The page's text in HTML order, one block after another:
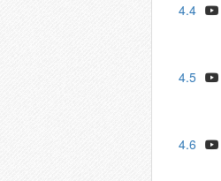
4.4
4.5
4.6